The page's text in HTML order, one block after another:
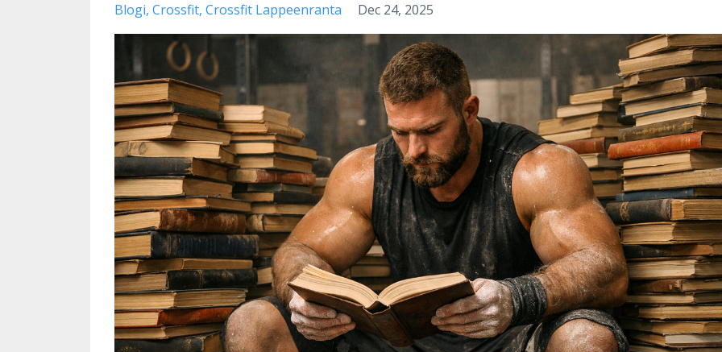
Blogi Crossfit Crossfit Lappeenranta Dec 24, 2025